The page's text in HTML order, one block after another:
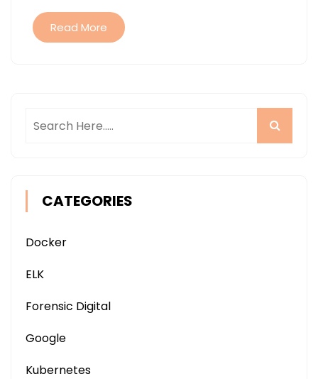
Read More
CATEGORIES
Docker
ELK
Forensic Digital
Google
Kubernetes